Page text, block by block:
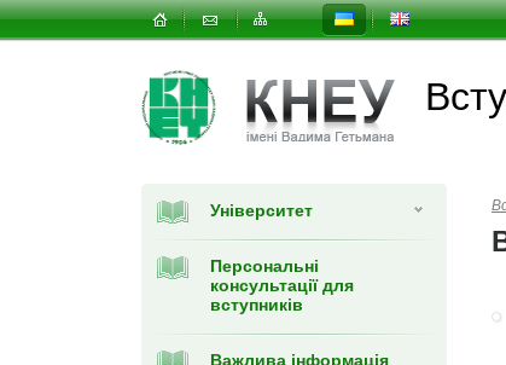
Університет
Персональні
консультації для
вступників
Важлива інформація